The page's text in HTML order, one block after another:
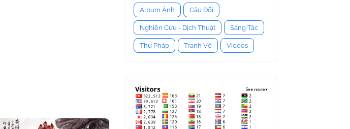
Album Ảnh Câu Đối
Nghiên Cứu - Dịch Thuật Sáng Tác
Thư Pháp Tranh Vẽ Videos